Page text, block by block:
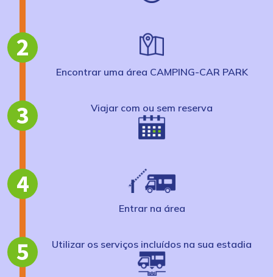
2
Encontrar uma área CAMPING-CAR PARK
3 Viajar com ou sem reserva
4
Entrar na área
5 Utilizar os serviços incluídos na sua estadia